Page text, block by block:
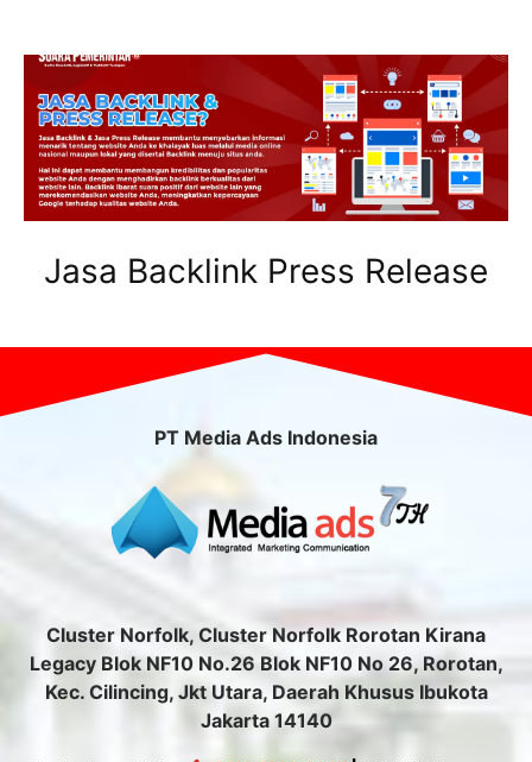
Jasa Backlink Press Release
PT Media Ads Indonesia
Cluster Norfolk, Cluster Norfolk Rorotan Kirana
Legacy Blok NF10 No.26 Blok NF10 No 26, Rorotan,
Kec. Cilincing, Jkt Utara, Daerah Khusus Ibukota
Jakarta 14140